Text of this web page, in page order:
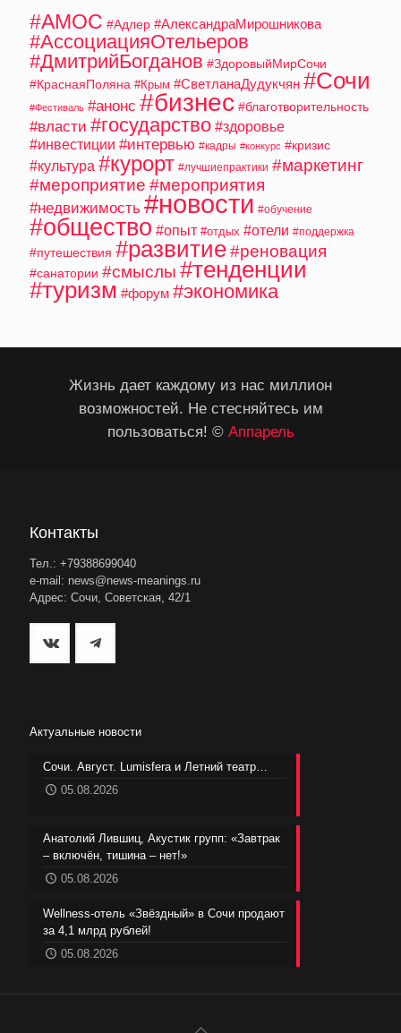
#АМОС #Адлер #АлександраМирошникова
#АссоциацияОтельеров
#ДмитрийБогданов #ЗдоровыйМирСочи
#КраснаяПоляна #Крым #СветланаДудукчян #Сочи
#Фестиваль #анонс #бизнес #благотворительность
#власти #государство #здоровье
#инвестиции #интервью #кадры #конкурс #кризис
#культура #курорт #лучшиепрактики #маркетинг
#мероприятие #мероприятия
#недвижимость #новости #обучение
#общество #опыт #отдых #отели #поддержка
#путешествия #развитие#реновация
#санатории #смыслы #тенденции
#туризм #форум #экономика
Жизнь дает каждому из нас миллион
возможностей. Не стесняйтесь им
пользоваться! © Аппарель
Контакты
Тел.: +79388699040
e-mail: news@news-meanings.ru
Адрес: Сочи, Советская, 42/1
Актуальные новости
Сочи. Август. Lumisfera и Летний театр…
05.08.2026
Анатолий Лившиц, Акустик групп: «Завтрак
– включён, тишина – нет!»
05.08.2026
Wellness-отель «Звёздный» в Сочи продают
за 4,1 млрд рублей!
05.08.2026